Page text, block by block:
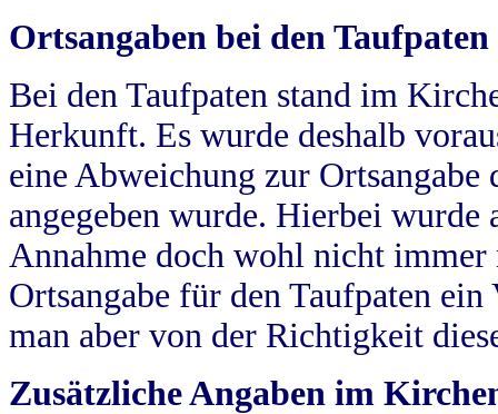
Ortsangaben bei den Taufpaten
Bei den Taufpaten stand im
Herkunft. Es wurde deshalb
eine Abweichung zur
angegeben wurde. Hierbei wurde
Annahme doch wohl nicht
Ortsangabe für den Taufpaten
man aber von der Richtigkeit
Zusätzliche Angaben im